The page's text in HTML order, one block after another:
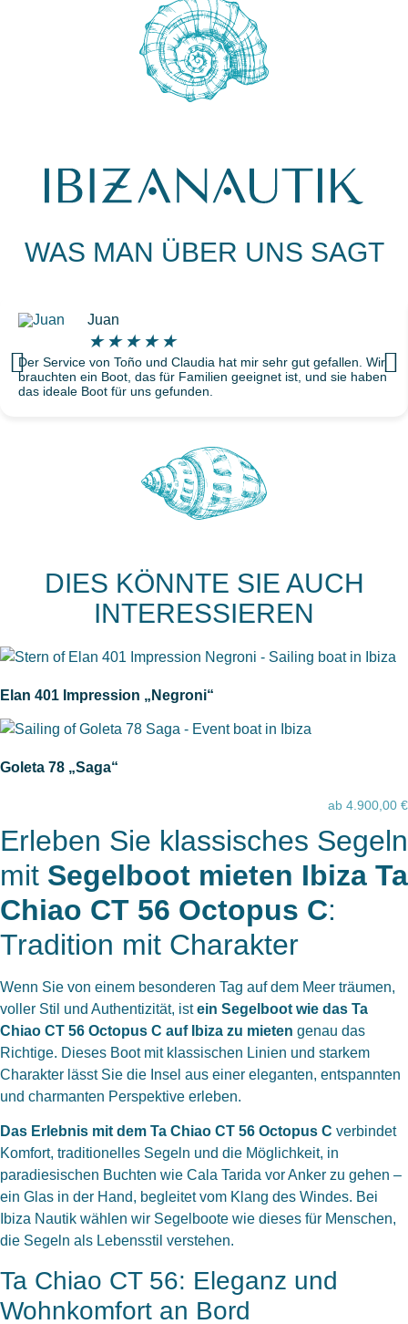
WAS MAN ÜBER UNS SAGT
Juan
★ ★ ★ ★ ★
Der Service von Toño und Claudia hat mir sehr gut gefallen. Wir
brauchten ein Boot, das für Familien geeignet ist, und sie haben
das ideale Boot für uns gefunden.
DIES KÖNNTE SIE AUCH
INTERESSIEREN
Elan 401 Impression „Negroni“
Goleta 78 „Saga“
ab 4.900,00 €
Erleben Sie klassisches Segeln
mit Segelboot mieten Ibiza Ta
Chiao CT 56 Octopus C:
Tradition mit Charakter
Wenn Sie von einem besonderen Tag auf dem Meer träumen,
voller Stil und Authentizität, istein Segelboot wie das Ta
Chiao CT 56 Octopus C auf Ibiza zu mieten genau das
Richtige. Dieses Boot mit klassischen Linien und starkem
Charakter lässt Sie die Insel aus einer eleganten, entspannten
und charmanten Perspektive erleben.
Das Erlebnis mit dem Ta Chiao CT 56 Octopus C verbindet
Komfort, traditionelles Segeln und die Möglichkeit, in
paradiesischen Buchten wie Cala Tarida vor Anker zu gehen –
ein Glas in der Hand, begleitet vom Klang des Windes. Bei
Ibiza Nautik wählen wir Segelboote wie dieses für Menschen,
die Segeln als Lebensstil verstehen.
Ta Chiao CT 56: Eleganz und
Wohnkomfort an Bord